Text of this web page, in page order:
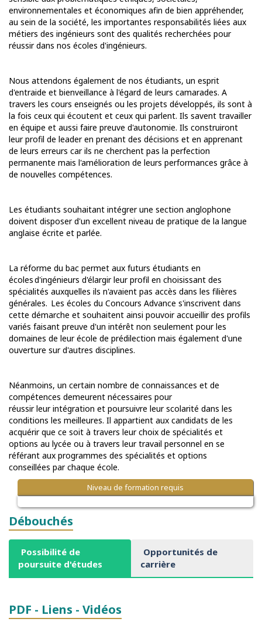
environnementales et économiques afin de bien appréhender,
au sein de la société, les importantes responsabilités liées aux
métiers des ingénieurs sont des qualités recherchées pour
réussir dans nos écoles d'ingénieurs.
Nous attendons également de nos étudiants, un esprit
d'entraide et bienveillance à l'égard de leurs camarades. A
travers les cours enseignés ou les projets développés, ils sont à
la fois ceux qui écoutent et ceux qui parlent. Ils savent travailler
en équipe et aussi faire preuve d'autonomie. Ils construiront
leur profil de leader en prenant des décisions et en apprenant
de leurs erreurs car ils ne cherchent pas la perfection
permanente mais l'amélioration de leurs performances grâce à
de nouvelles compétences.
Les étudiants souhaitant intégrer une section anglophone
doivent disposer d'un excellent niveau de pratique de la langue
anglaise écrite et parlée.
La réforme du bac permet aux futurs étudiants en
écoles d'ingénieurs d'élargir leur profil en choisissant des
spécialités auxquelles ils n'avaient pas accès dans les filières
générales. Les écoles du Concours Advance s'inscrivent dans
cette démarche et souhaitent ainsi pouvoir accueillir des profils
variés faisant preuve d'un intérêt non seulement pour les
domaines de leur école de prédilection mais également d'une
ouverture sur d'autres disciplines.
Néanmoins, un certain nombre de connaissances et de
compétences demeurent nécessaires pour
réussir leur intégration et poursuivre leur scolarité dans les
conditions les meilleures. Il appartient aux candidats de les
acquérir que ce soit à travers leur choix de spécialités et
options au lycée ou à travers leur travail personnel en se
référant aux programmes des spécialités et options
conseillées par chaque école.
Niveau de formation requis
Débouchés
Possibilité de
poursuite d'études
Opportunités de
carrière
PDF - Liens - Vidéos